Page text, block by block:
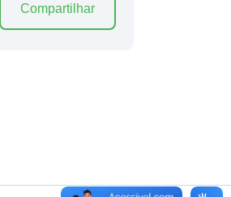
Compartilhar